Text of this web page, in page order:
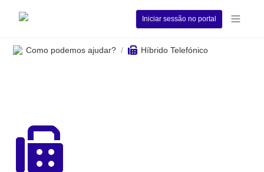
Iniciar sessão no portal
Como podemos ajudar? / Híbrido Telefónico